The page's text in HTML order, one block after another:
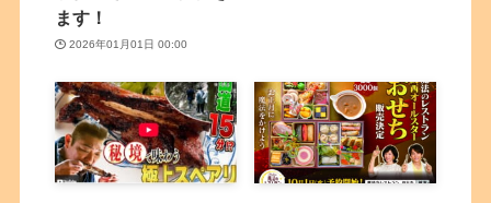
ます！
2026年01月01日 00:00